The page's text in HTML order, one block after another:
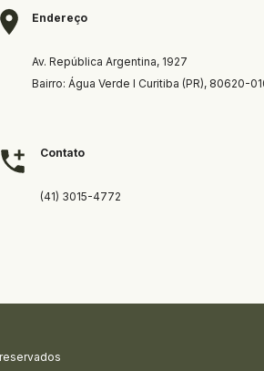
Endereço
Av. República Argentina, 1927
Bairro: Água Verde I Curitiba (PR), 80620-
Contato
(41) 3015-4772